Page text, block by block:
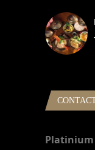
Platinium